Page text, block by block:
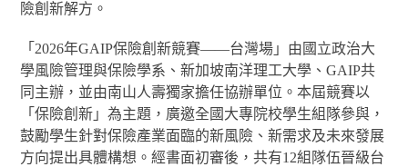
險創新解方。
「2026年GAIP保險創新競賽——台灣場」由國立政治大
學風險管理與保險學系、新加坡南洋理工大學、GAIP共
同主辦，並由南山人壽獨家擔任協辦單位。本屆競賽以
「保險創新」為主題，廣邀全國大專院校學生組隊參與，
鼓勵學生針對保險產業面臨的新風險、新需求及未來發展
方向提出具體構想。經書面初審後，共有12組隊伍晉級台